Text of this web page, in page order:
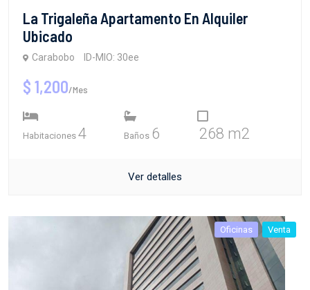
La Trigaleña Apartamento En Alquiler
Ubicado
Carabobo ID-MIO: 30ee
$ 1,200/Mes
Habitaciones 4 Baños 6 268 m2
Ver detalles
Oficinas Venta